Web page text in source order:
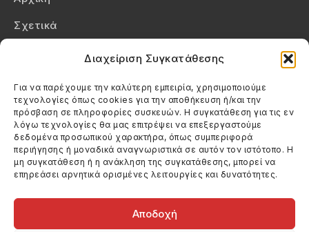
Διαχείριση Συγκατάθεσης
Για να παρέχουμε την καλύτερη εμπειρία, χρησιμοποιούμε
τεχνολογίες όπως cookies για την αποθήκευση ή/και την
πρόσβαση σε πληροφορίες συσκευών. Η συγκατάθεση για τις εν
λόγω τεχνολογίες θα μας επιτρέψει να επεξεργαστούμε
δεδομένα προσωπικού χαρακτήρα, όπως συμπεριφορά
περιήγησης ή μοναδικά αναγνωριστικά σε αυτόν τον ιστότοπο. Η
μη συγκατάθεση ή η ανάκληση της συγκατάθεσης, μπορεί να
επηρεάσει αρνητικά ορισμένες λειτουργίες και δυνατότητες.
Αποδοχή
Σχετικά
Πολιτική Cookies (ΕΕ)
Στοιχεία Επικοινωνίας
Καλεσέ μας
(+30) 6974123481
Στείλε μας email
info@filmandtheater.gr